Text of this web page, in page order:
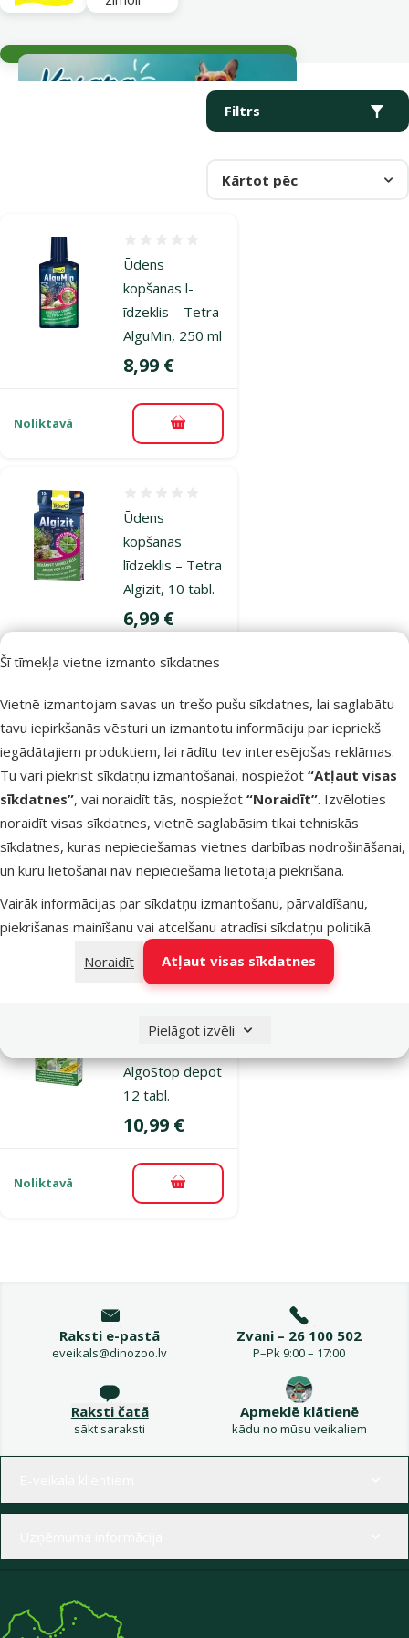
Šī tīmekļa vietne izmanto sīkdatnes
Vietnē izmantojam savas un trešo pušu sīkdatnes, lai saglabātu
tavu iepirkšanās vēsturi un izmantotu informāciju par iepriekš
iegādātajiem produktiem, lai rādītu tev interesējošas reklāmas.
Tu vari piekrist sīkdatņu izmantošanai, nospiežot “Atļaut visas
sīkdatnes”, vai noraidīt tās, nospiežot “Noraidīt”. Izvēloties
noraidīt visas sīkdatnes, vietnē saglabāsim tikai tehniskās
sīkdatnes, kuras nepieciešamas vietnes darbības nodrošināšanai,
un kuru lietošanai nav nepieciešama lietotāja piekrišana.
Vairāk informācijas par sīkdatņu izmantošanu, pārvaldīšanu,
piekrišanas mainīšanu vai atcelšanu atradīsi sīkdatņu politikā.
Noraidīt
Atļaut visas sīkdatnes
Pielāgot izvēli
Filtrs
Kārtot pēc
Produkti kategorijā Aļģu iznīcināšana
Ūdens
kopšanas l­
īdzeklis – Tetra
AlguMin, 250 ml
Cena
8,99 €
Noliktavā Pievienot grozam
Ūdens
kopšanas
līdzeklis – Tetra
Algizit, 10 tabl.
Cena
6,99 €
Noliktavā
Ūdens
kopšanas
līdzeklis – Tetra
AlguMin, 100 ml
Atsauksmes 0%
Cena
3,99 €
Noliktavā Pievienot grozam
Līdzeklis pret
AlgoStop depot
12 tabl.
Cena
10,99 €
Noliktavā Pievienot grozam
Raksti e-pastā
eveikals@dinozoo.lv
Zvani – 26 100 502
P–Pk 9:00 – 17:00
Raksti čatā
sākt saraksti
Apmeklē klātienē
kādu no mūsu veikaliem